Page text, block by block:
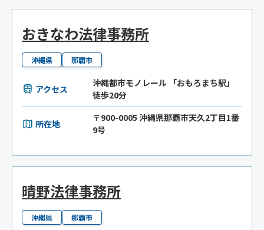
おきなわ法律事務所
沖縄県 那覇市
アクセス
沖縄都市モノレール 「おもろまち駅」
徒歩20分
所在地
〒900-0005 沖縄県那覇市天久2丁目1番
9号
晴野法律事務所
沖縄県 那覇市